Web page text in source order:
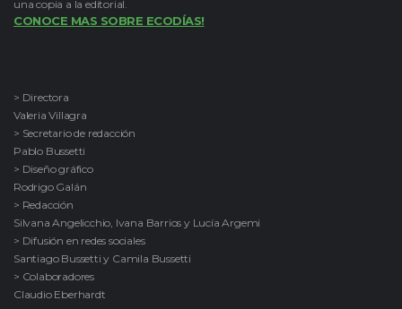
una copia a la editorial.
CONOCE MAS SOBRE ECODÍAS!
> Directora
Valeria Villagra
> Secretario de redacción
Pablo Bussetti
> Diseño gráfico
Rodrigo Galán
> Redacción
Silvana Angelicchio, Ivana Barrios y Lucía Argemi
> Difusión en redes sociales
Santiago Bussetti y Camila Bussetti
> Colaboradores
Claudio Eberhardt